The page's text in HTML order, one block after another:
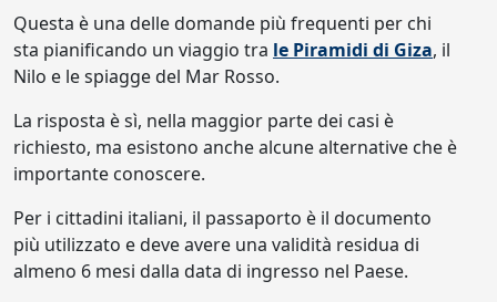
Questa è una delle domande più frequenti per chi
sta pianificando un viaggio tra le Piramidi di Giza, il
Nilo e le spiagge del Mar Rosso.
La risposta è sì, nella maggior parte dei casi è
richiesto, ma esistono anche alcune alternative che è
importante conoscere.
Per i cittadini italiani, il passaporto è il documento
più utilizzato e deve avere una validità residua di
almeno 6 mesi dalla data di ingresso nel Paese.